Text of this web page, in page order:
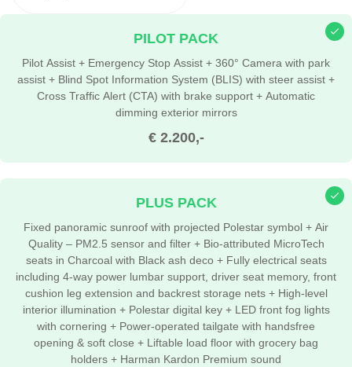
€ 2.200,-
PILOT PACK
Pilot Assist + Emergency Stop Assist + 360° Camera with park
assist + Blind Spot Information System (BLIS) with steer assist +
Cross Traffic Alert (CTA) with brake support + Automatic
dimming exterior mirrors
PLUS PACK
Fixed panoramic sunroof with projected Polestar symbol + Air
Quality – PM2.5 sensor and filter + Bio-attributed MicroTech
seats in Charcoal with Black ash deco + Fully electrical seats
including 4-way power lumbar support, driver seat memory, front
cushion leg extension and backrest storage nets + High-level
interior illumination + Polestar digital key + LED front fog lights
with cornering + Power-operated tailgate with handsfree
opening & soft close + Liftable load floor with grocery bag
holders + Harman Kardon Premium sound